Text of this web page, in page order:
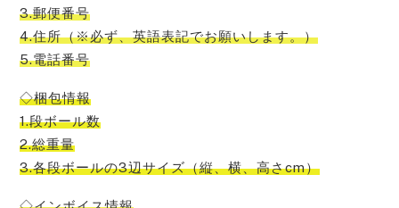
3.郵便番号
4.住所（※必ず、英語表記でお願いします。）
5.電話番号
◇梱包情報
1.段ボール数
2.総重量
3.各段ボールの3辺サイズ（縦、横、高さcm）